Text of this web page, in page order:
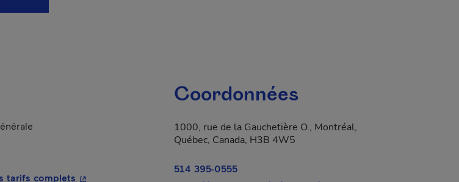
nouvelle fenêtre.
tarifs complets - Cet hyperlien s'ouvrira dans une nouvelle fenêtre.
Coordonnées
1000, rue de la Gauchetière O., Montréal,
Québec, Canada, H3B 4W5
514 395-0555